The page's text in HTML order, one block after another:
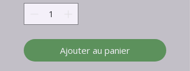
Ajouter au panier